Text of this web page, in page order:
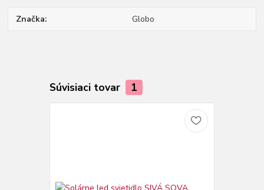
Značka Globo
Súvisiaci tovar 1